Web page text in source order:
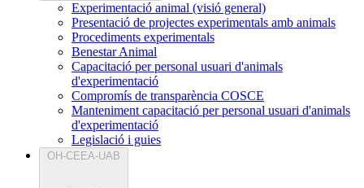
Experimentació animal (visió general)
Presentació de projectes experimentals amb animals
Procediments experimentals
Benestar Animal
Capacitació per personal usuari d'animals
d'experimentació
Compromís de transparència COSCE
Manteniment capacitació per personal usuari d'animals
d'experimentació
Legislació i guies
OH-CEEA-UAB